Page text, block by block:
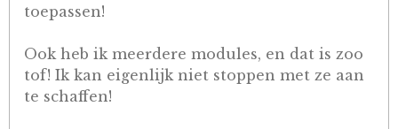
toepassen!
Ook heb ik meerdere modules, en dat is zoo
tof! Ik kan eigenlijk niet stoppen met ze aan
te schaffen!